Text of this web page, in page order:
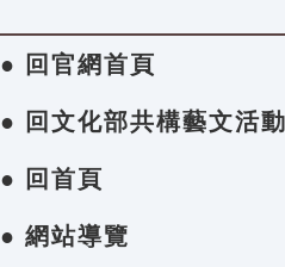
● 回官網首頁
● 回文化部共構藝文活
● 回首頁
● 網站導覽